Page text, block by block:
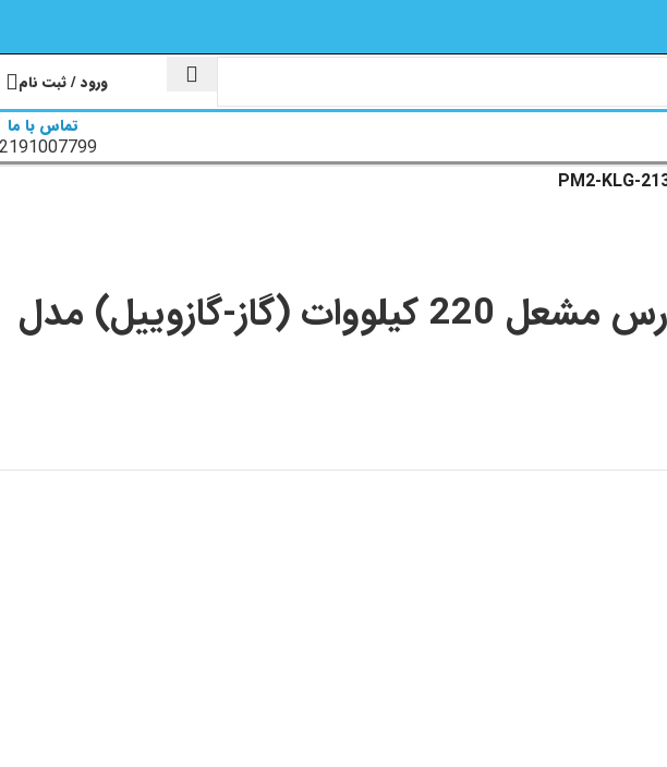
ورود / ثبت نام
تماس با ما
مشعل دوگانه سوز پارس مشعل 220 کیلووات (گاز-گازوییل) مدل